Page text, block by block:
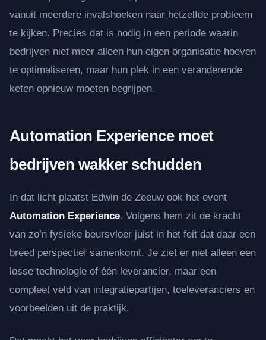
vanuit meerdere invalshoeken naar hetzelfde probleem
te kijken. Precies dat is nodig in een periode waarin
bedrijven niet meer alleen hun eigen organisatie hoeven
te optimaliseren, maar hun plek in een veranderende
keten opnieuw moeten begrijpen.
Automation Experience moet
bedrijven wakker schudden
In dat licht plaatst Edwin de Zeeuw ook het event
Automation Experience. Volgens hem zit de kracht
van zo’n fysieke beursvloer juist in het feit dat daar een
breed perspectief samenkomt. Je ziet er niet alleen een
losse technologie of één leverancier, maar een
compleet veld van integratiepartijen, toeleveranciers en
voorbeelden uit de praktijk.